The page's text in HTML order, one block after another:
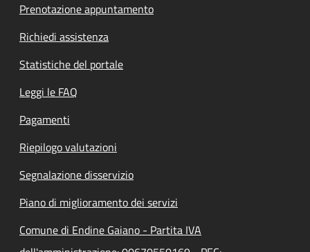
Prenotazione appuntamento
Richiedi assistenza
Statistiche del portale
Leggi le FAQ
Pagamenti
Riepilogo valutazioni
Segnalazione disservizio
Piano di miglioramento dei servizi
Comune di Endine Gaiano - Partita IVA